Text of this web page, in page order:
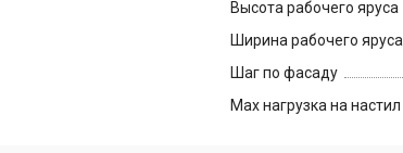
Высота рабочего яруса
Ширина рабочего яруса
Шаг по фасаду
Max нагрузка на настил